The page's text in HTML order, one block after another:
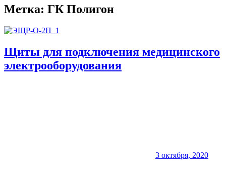
Метка: ГК Полигон
Щиты для подключения медицинского
электрооборудования
3 октября, 2020